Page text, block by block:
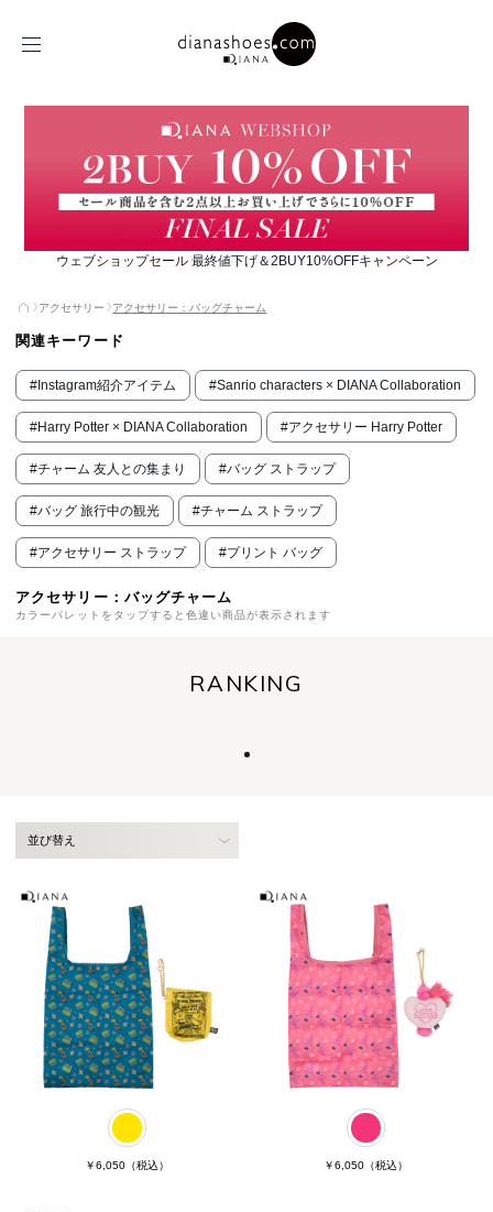
ウェブショップセール 最終値下げ＆2BUY10%OFFキャンペーン
アクセサリー アクセサリー：バッグチャーム
関連キーワード
#Instagram紹介アイテム #Sanrio characters × DIANA Collaboration
#Harry Potter × DIANA Collaboration #アクセサリー Harry Potter
#チャーム 友人との集まり #バッグ ストラップ
#バッグ 旅行中の観光 #チャーム ストラップ
#アクセサリー ストラップ #プリント バッグ
アクセサリー：バッグチャーム
カラーパレットをタップすると色違い商品が表示されます
RANKING
並び替え
￥6,050 （税込） ￥6,050（税込）